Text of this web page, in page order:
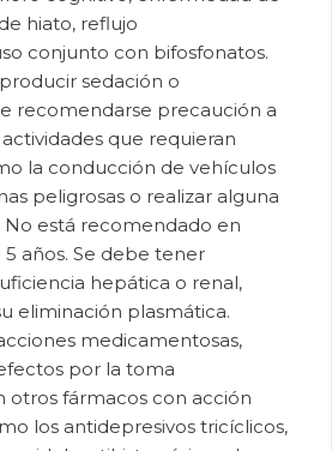
hiato, reflujo
conjunto con bifosfonatos.
sedación o
recomendarse precaución a
que requieran
la conducción de vehículos
peligrosas o realizar alguna
No está recomendado en
años. Se debe tener
hepática o renal,
eliminación plasmática.
medicamentosas,
por la toma
fármacos con acción
los antidepresivos tricíclicos,